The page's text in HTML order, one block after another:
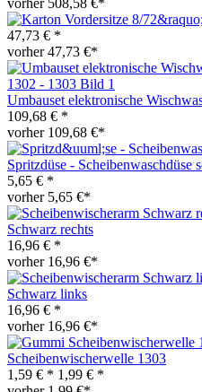
47,73 € *
vorher 47,73 €*
Umbauset elektronische
109,68 € *
vorher 109,68 €*
Spritzdüse - Scheibenwaschdüse
5,65 € *
vorher 5,65 €*
Schwarz rechts
16,96 € *
vorher 16,96 €*
Schwarz links
16,96 € *
vorher 16,96 €*
Scheibenwischerwelle 1303
1,59 € * 1,99 € *